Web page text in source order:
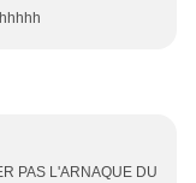
PAS L'ARNAQUE DU